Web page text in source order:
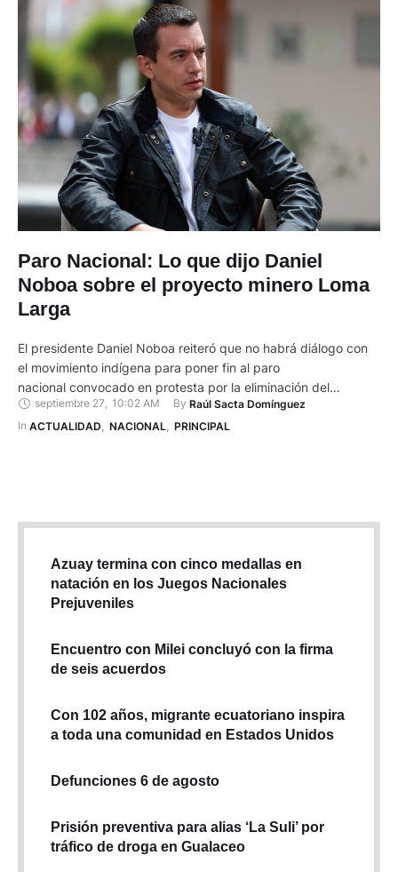
Paro Nacional: Lo que dijo Daniel
Noboa sobre el proyecto minero Loma
Larga
El presidente Daniel Noboa reiteró que no habrá diálogo con
el movimiento indígena para poner fin al paro
nacional convocado en protesta por la eliminación del
subsidio al diésel en Ecuador. La declaración se dio en
una entrevista con Ecuavisa, desde la Gobernación de
septiembre 27, 10:02 AM By Raúl Sacta Domínguez
In ACTUALIDAD NACIONAL PRINCIPAL
Azuay termina con cinco medallas en
natación en los Juegos Nacionales
Prejuveniles
Encuentro con Milei concluyó con la firma
de seis acuerdos
Con 102 años, migrante ecuatoriano inspira
a toda una comunidad en Estados Unidos
Defunciones 6 de agosto
Prisión preventiva para alias ‘La Suli’ por
tráfico de droga en Gualaceo